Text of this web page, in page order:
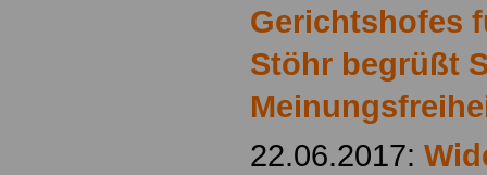
Gerichtshofes
Stöhr begrüßt
22.06.2017: